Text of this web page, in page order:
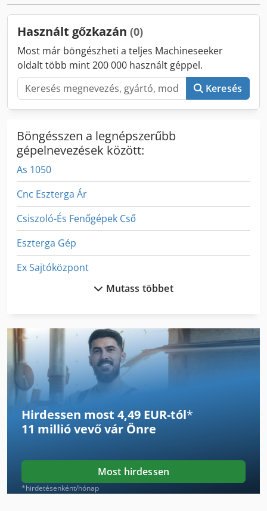
Használt gőzkazán (0)
Most már böngészheti a teljes Machineseeker
oldalt több mint 200 000 használt géppel.
Keresés
Böngésszen a legnépszerűbb
gépelnevezések között:
As 1050
Cnc Eszterga Ár
Csiszoló-És Fenőgépek Cső
Eszterga Gép
Ex Sajtóközpont
Fngj 20
Ga 11 Ff
Gkt 60
Gombóc Gép
Gws 25 230
Gx 11 Ff
Hajtogató Gép
Mutass többet
Hirdessen most 4,49 EUR-tól*
11 millió vevővár Önre
Most hirdessen
*hirdetésenként/hónap